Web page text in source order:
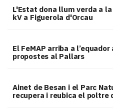
L'Estat dona llum verda a
kV a Figuerola d'Orcau
El FeMAP arriba a
propostes al Pallars
Ainet de Besan i el Parc
recupera i reubica el poltre